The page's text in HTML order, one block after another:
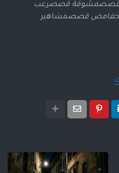
قصصمشوقة قصصرعب
غامض قصصمشاهير